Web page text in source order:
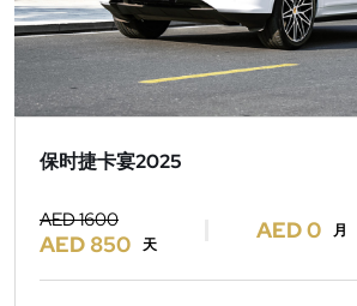
保时捷卡宴2025
AED 1600
AED 850 天
AED 0 月